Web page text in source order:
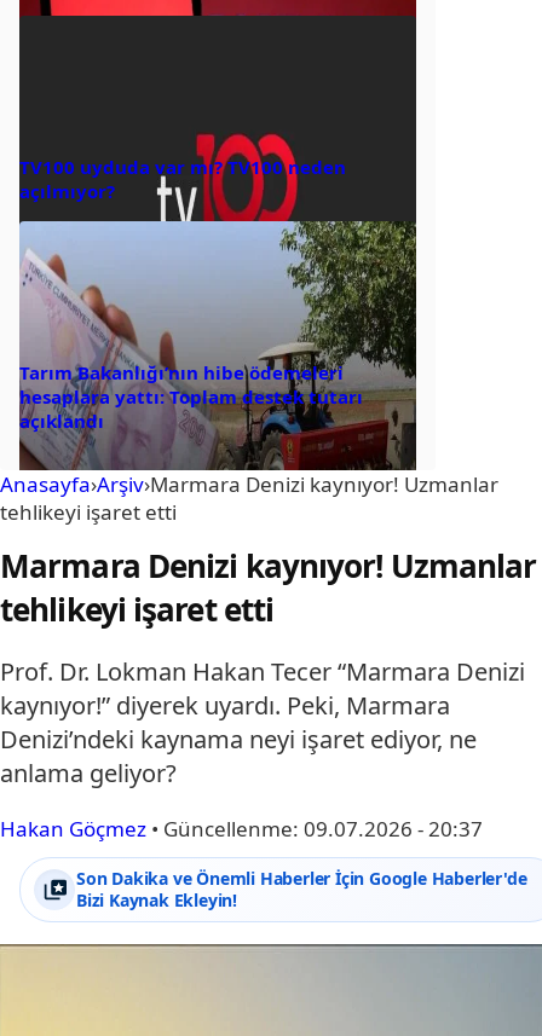
TV100 uyduda var mı? TV100 neden
açılmıyor?
Tarım Bakanlığı’nın hibe ödemeleri
hesaplara yattı: Toplam destek tutarı
açıklandı
Anasayfa›Arşiv›Marmara Denizi kaynıyor! Uzmanlar
tehlikeyi işaret etti
Marmara Denizi kaynıyor! Uzmanlar
tehlikeyi işaret etti
Prof. Dr. Lokman Hakan Tecer “Marmara Denizi
kaynıyor!” diyerek uyardı. Peki, Marmara
Denizi’ndeki kaynama neyi işaret ediyor, ne
anlama geliyor?
Hakan Göçmez • Güncellenme: 09.07.2026 - 20:37
Son Dakika ve Önemli Haberler İçin Google Haberler'de
Bizi Kaynak Ekleyin!